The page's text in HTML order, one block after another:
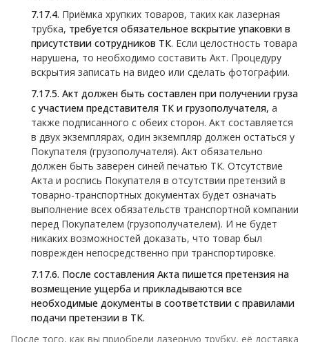
7.17.4. Приёмка хрупких товаров, таких как лазерная
трубка, требуется обязательное вскрытие упаковки в
присутствии сотрудников ТК. Если целостность товара
нарушена, то необходимо составить Акт. Процедуру
вскрытия записать на видео или сделать фотографии.
7.17.5. Акт должен быть составлен при получении груза
с участием представителя ТК и грузополучателя, а
также подписанного с обеих сторон. Акт составляется
в двух экземплярах, один экземпляр должен остаться у
Покупателя (грузополучателя). Акт обязательно
должен быть заверен синей печатью ТК. Отсутствие
Акта и роспись Покупателя в отсутствии претензий в
товарно-транспортных документах будет означать
выполнение всех обязательств транспортной компании
перед Покупателем (грузополучателем). И не будет
никаких возможностей доказать, что товар был
поврежден непосредственно при транспортировке.
7.17.6. После составления Акта пишется претензия на
возмещение ущерба и прикладываются все
необходимые документы в соответствии с правилами
подачи претензии в ТК.
После того, как вы приобрели лазерную трубку, её доставка